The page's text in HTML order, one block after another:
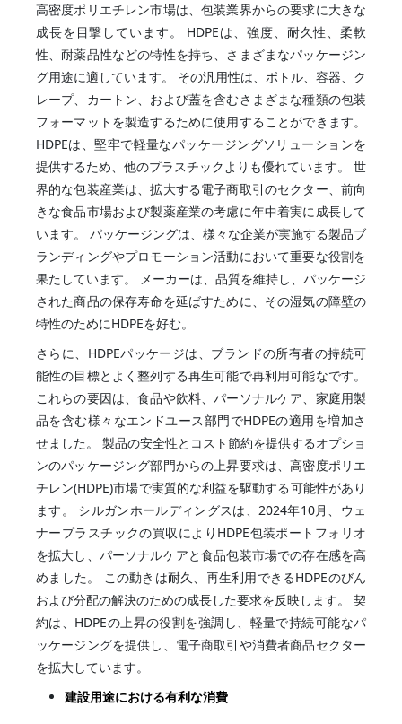
高密度ポリエチレン市場は、包装業界からの要求に大きな
成長を目撃しています。 HDPEは、強度、耐久性、柔軟
性、耐薬品性などの特性を持ち、さまざまなパッケージン
グ用途に適しています。 その汎用性は、ボトル、容器、ク
レープ、カートン、および蓋を含むさまざまな種類の包装
フォーマットを製造するために使用することができます。
HDPEは、堅牢で軽量なパッケージングソリューションを
提供するため、他のプラスチックよりも優れています。 世
界的な包装産業は、拡大する電子商取引のセクター、前向
きな食品市場および製薬産業の考慮に年中着実に成長して
います。 パッケージングは、様々な企業が実施する製品ブ
ランディングやプロモーション活動において重要な役割を
果たしています。 メーカーは、品質を維持し、パッケージ
された商品の保存寿命を延ばすために、その湿気の障壁の
特性のためにHDPEを好む。
さらに、HDPEパッケージは、ブランドの所有者の持続可
能性の目標とよく整列する再生可能で再利用可能なです。
これらの要因は、食品や飲料、パーソナルケア、家庭用製
品を含む様々なエンドユース部門でHDPEの適用を増加さ
せました。 製品の安全性とコスト節約を提供するオプショ
ンのパッケージング部門からの上昇要求は、高密度ポリエ
チレン(HDPE)市場で実質的な利益を駆動する可能性があり
ます。 シルガンホールディングスは、2024年10月、ウェ
ナープラスチックの買収によりHDPE包装ポートフォリオ
を拡大し、パーソナルケアと食品包装市場での存在感を高
めました。 この動きは耐久、再生利用できるHDPEのびん
および分配の解決のための成長した要求を反映します。 契
約は、HDPEの上昇の役割を強調し、軽量で持続可能なパ
ッケージングを提供し、電子商取引や消費者商品セクター
を拡大しています。
建設用途における有利な消費